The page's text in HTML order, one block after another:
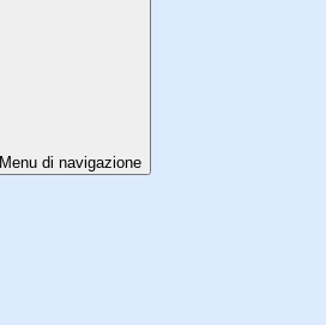
Menu di navigazione